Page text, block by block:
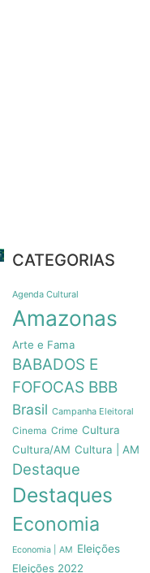
CATEGORIAS
Agenda Cultural
Amazonas
Arte e Fama
BABADOS E
FOFOCAS BBB
Brasil Campanha Eleitoral
Cinema Crime Cultura
Cultura/AM Cultura | AM
Destaque
Destaques
Economia
Economia | AM
Eleições
Eleições 2022